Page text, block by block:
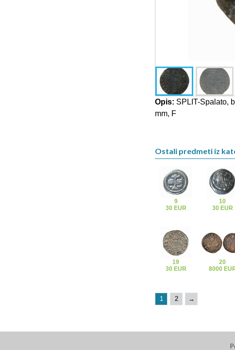
Opis: SPLIT-Spalato,
mm, F
Ostali predmeti iz
9
30 EUR
10
30 EUR
19
30 EUR
20
8000
1 2 →